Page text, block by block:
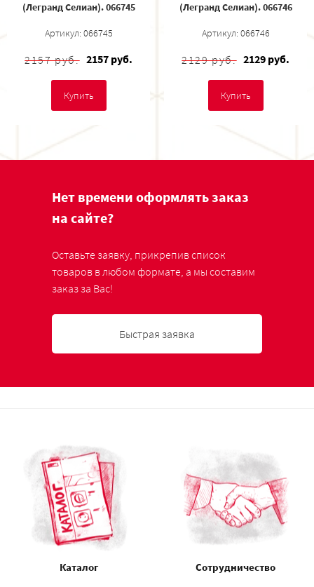
(Легранд Селиан). 066745
Артикул: 066745
2157 руб. 2157 руб.
Купить
(Легранд Селиан). 066746
Артикул: 066746
2129 руб. 2129 руб.
Купить
Нет времени оформлять заказ
на сайте?
Оставьте заявку, прикрепив список
товаров в любом формате, а мы составим
заказ за Вас!
Быстрая заявка
Каталог Сотрудничество